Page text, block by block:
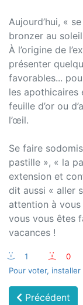
Aujourd’hui, «
bronzer au
À l’origine de
présenter
favorables...
les apothicaires
feuille d’or ou
l’œil.
Se faire
pastille », « la
extension et
dit aussi « aller
attention à
vous vous êtes
vacances !
:-) 1 :-(
0
Pour voter,
Précédent